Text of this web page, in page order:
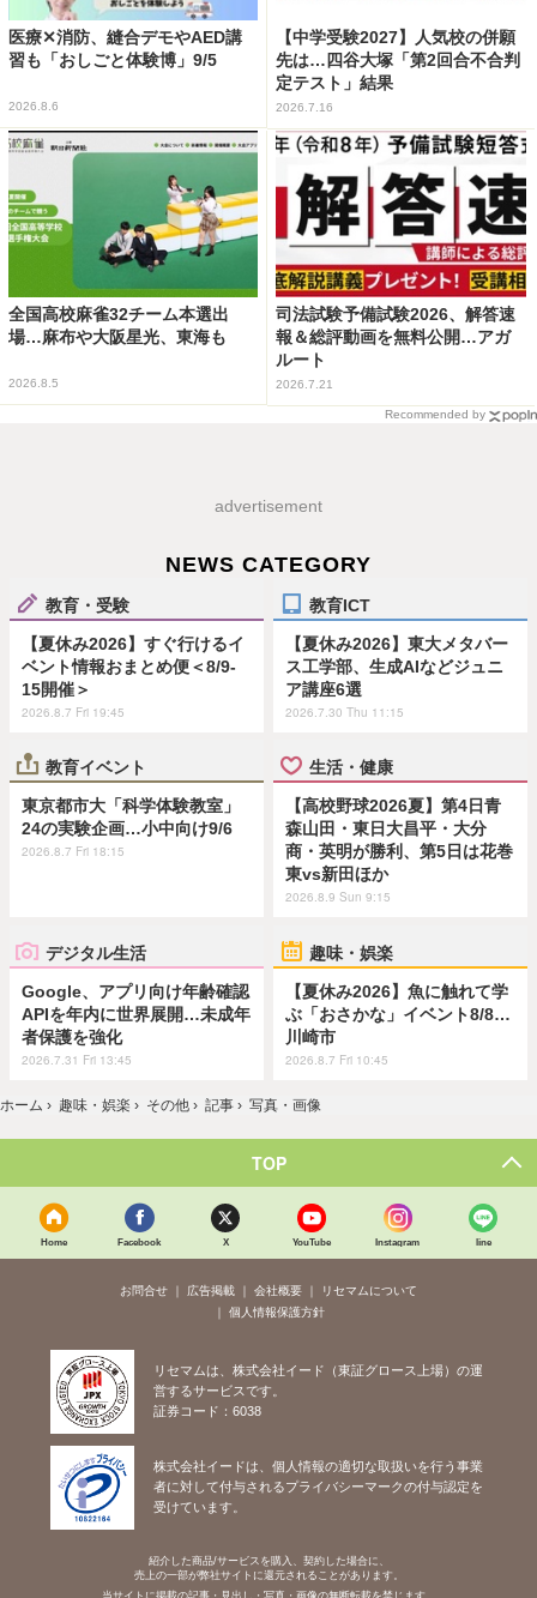
医療✕消防、縫合デモやAED講
習も「おしごと体験博」9/5
2026.8.6
【中学受験2027】人気校の併願
先は…四谷大塚「第2回合不合判
定テスト」結果
2026.7.16
全国高校麻雀32チーム本選出
場…麻布や大阪星光、東海も
2026.8.5
司法試験予備試験2026、解答速
報＆総評動画を無料公開…アガ
ルート
2026.7.21
Recommended by
advertisement
NEWS CATEGORY
教育・受験
【夏休み2026】すぐ行けるイ
ベント情報おまとめ便＜8/9-
15開催＞
2026.8.7 Fri 19:45
教育ICT
【夏休み2026】東大メタバー
ス工学部、生成AIなどジュニ
ア講座6選
2026.7.30 Thu 11:15
教育イベント
東京都市大「科学体験教室」
24の実験企画…小中向け9/6
2026.8.7 Fri 18:15
生活・健康
【高校野球2026夏】第4日青
森山田・東日大昌平・大分
商・英明が勝利、第5日は花巻
東vs新田ほか
2026.8.9 Sun 9:15
デジタル生活
Google、アプリ向け年齢確認
APIを年内に世界展開…未成年
者保護を強化
2026.7.31 Fri 13:45
趣味・娯楽
【夏休み2026】魚に触れて学
ぶ「おさかな」イベント8/8…
川崎市
2026.8.7 Fri 10:45
ホーム › 趣味・娯楽 › その他 › 記事 › 写真・画像
TOP
Home Facebook X YouTube Instagram line
お問合せ 広告掲載 会社概要
リセマムについて
個人情報保護方針
リセマムは、株式会社イード（東証グロース上場）の運
営するサービスです。
証券コード：6038
株式会社イードは、個人情報の適切な取扱いを行う事業
者に対して付与されるプライバシーマークの付与認定を
受けています。
紹介した商品/サービスを購入、契約した場合に、
売上の一部が弊社サイトに還元されることがあります。
当サイトに掲載の記事・見出し・写真・画像の無断転載を禁じます。